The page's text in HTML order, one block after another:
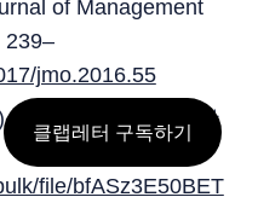
of Management
239–
jmo.2016.55
2026 한국 기업 AI 활
file/bfASz3E50BET
클랩레터 구독하기